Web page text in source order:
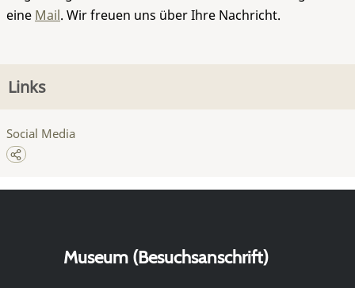
eine Mail. Wir freuen uns über Ihre Nachricht.
Links
Social Media
Museum (Besuchsanschrift)